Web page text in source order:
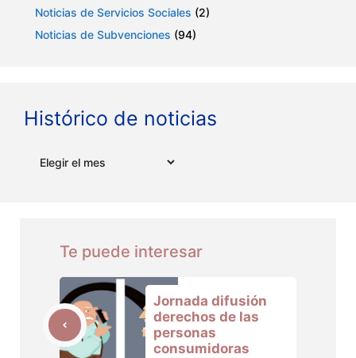
Noticias de Servicios Sociales (2)
Noticias de Subvenciones (94)
Histórico de noticias
Te puede interesar
Jornada difusión
derechos de las
personas
consumidoras